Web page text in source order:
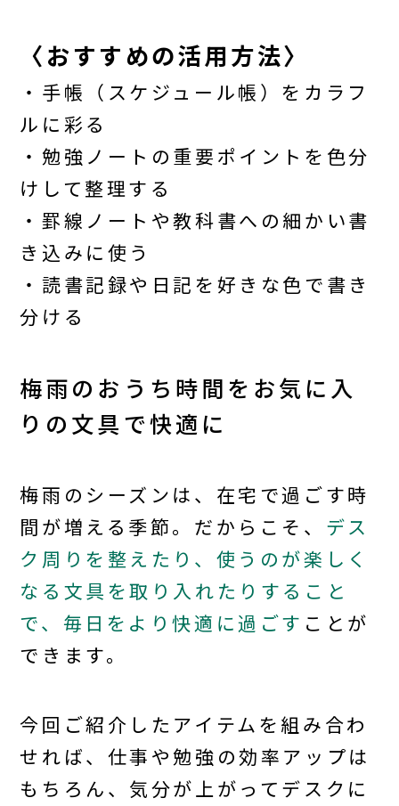
〈おすすめの活用方法〉
・手帳（スケジュール帳）をカラフ
ルに彩る
・勉強ノートの重要ポイントを色分
けして整理する
・罫線ノートや教科書への細かい書
き込みに使う
・読書記録や日記を好きな色で書き
分ける
梅雨のおうち時間をお気に入
りの文具で快適に
梅雨のシーズンは、在宅で過ごす時
間が増える季節。だからこそ、 デス
ク周りを整えたり、使うのが楽しく
なる文具を取り入れたりすること
で、毎日をより快適に過ごす ことが
できます。
今回ご紹介したアイテムを組み合わ
せれば、仕事や勉強の効率アップは
もちろん、気分が上がってデスクに